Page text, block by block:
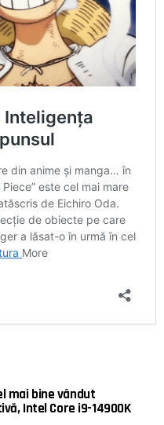
mai bine vândut
Intel Core i9-14900K